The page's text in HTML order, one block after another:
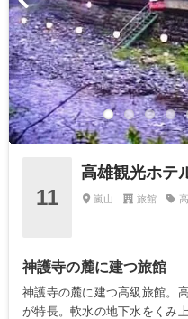
11
高雄観光ホテ
嵐山 旅館
神護寺の麓に建つ旅館
神護寺の麓に建つ高級旅館。
が特長。軟水の地下水をくみ